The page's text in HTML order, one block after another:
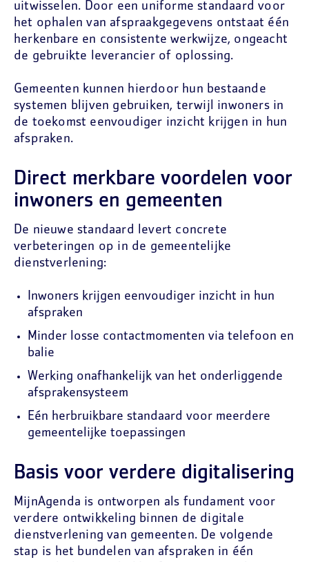
uitwisselen. Door een uniforme standaard voor
het ophalen van afspraakgegevens ontstaat één
herkenbare en consistente werkwijze, ongeacht
de gebruikte leverancier of oplossing.
Gemeenten kunnen hierdoor hun bestaande
systemen blijven gebruiken, terwijl inwoners in
de toekomst eenvoudiger inzicht krijgen in hun
afspraken.
Direct merkbare voordelen voor
inwoners en gemeenten
De nieuwe standaard levert concrete
verbeteringen op in de gemeentelijke
dienstverlening:
Inwoners krijgen eenvoudiger inzicht in hun
afspraken
Minder losse contactmomenten via telefoon en
balie
Werking onafhankelijk van het onderliggende
afsprakensysteem
Eén herbruikbare standaard voor meerdere
gemeentelijke toepassingen
Basis voor verdere digitalisering
MijnAgenda is ontworpen als fundament voor
verdere ontwikkeling binnen de digitale
dienstverlening van gemeenten. De volgende
stap is het bundelen van afspraken in één